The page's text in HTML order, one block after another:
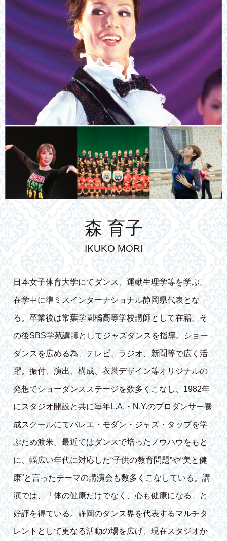
森 育子
IKUKO MORI
日本女子体育大学にてダンス、運動生理学等を学ぶ。
在学中に準ミスインターナショナル静岡県代表とな
る。卒業後は常葉学園橘高等学校講師として在籍。そ
の後SBS学苑講師としてジャズダンスを指導。ショー
ダンスを広める為、テレビ、ラジオ、新聞等で広く活
躍。振付、演出、構成、衣裳デザイン等オリジナルの
発想でショーダンスステージを数多くこなし、1982年
にスタジオ開設と共に毎年L.A.・N.Y.のプロダンサー養
成スクールにてバレエ・モダン・ジャズ・タップを学
ぶため渡米。最近ではダンスで培ったノウハウをもと
に、幅広い年代に対応した“子供の教育問題”や“美と健
康”と言ったテーマの講演会も数多くこなしている。講
演では、「体の健康だけでなく、心も健康になる」と
好評を得ている。静岡のダンス界を代表するマルチタ
レントとして更なる活動の場を広げ、現在スタジオか